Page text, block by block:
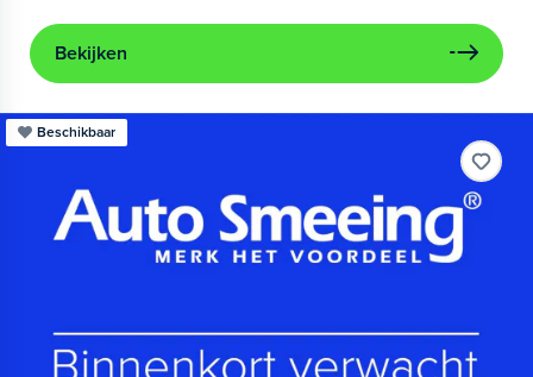
Bekijken
Beschikbaar